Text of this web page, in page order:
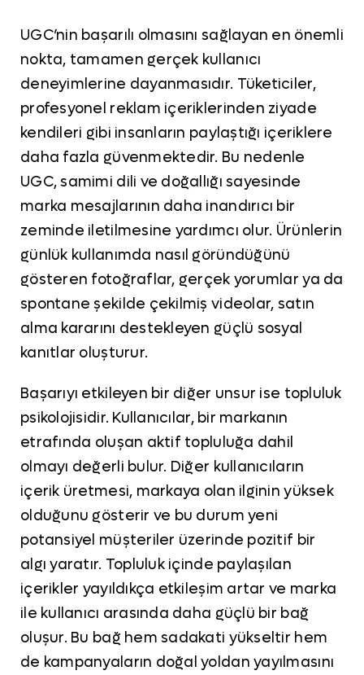
UGC’nin başarılı olmasını sağlayan en önemli
nokta, tamamen gerçek kullanıcı
deneyimlerine dayanmasıdır. Tüketiciler,
profesyonel reklam içeriklerinden ziyade
kendileri gibi insanların paylaştığı içeriklere
daha fazla güvenmektedir. Bu nedenle
UGC, samimi dili ve doğallığı sayesinde
marka mesajlarının daha inandırıcı bir
zeminde iletilmesine yardımcı olur. Ürünlerin
günlük kullanımda nasıl göründüğünü
gösteren fotoğraflar, gerçek yorumlar ya da
spontane şekilde çekilmiş videolar, satın
alma kararını destekleyen güçlü sosyal
kanıtlar oluşturur.
Başarıyı etkileyen bir diğer unsur ise topluluk
psikolojisidir. Kullanıcılar, bir markanın
etrafında oluşan aktif topluluğa dahil
olmayı değerli bulur. Diğer kullanıcıların
içerik üretmesi, markaya olan ilginin yüksek
olduğunu gösterir ve bu durum yeni
potansiyel müşteriler üzerinde pozitif bir
algı yaratır. Topluluk içinde paylaşılan
içerikler yayıldıkça etkileşim artar ve marka
ile kullanıcı arasında daha güçlü bir bağ
oluşur. Bu bağ hem sadakati yükseltir hem
de kampanyaların doğal yoldan yayılmasını